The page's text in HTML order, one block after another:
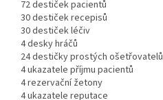
72 destiček pacientů
30 destiček recepisů
30 destiček léčiv
4 desky hráčů
24 destičky prostých ošetřovatelů
4 ukazatele příjmu pacientů
4 rezervační žetony
4 ukazatele reputace